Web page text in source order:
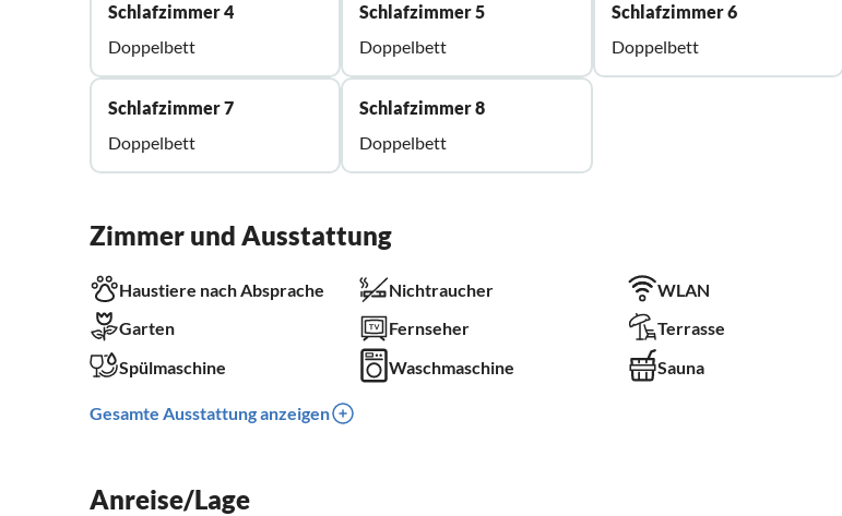
Schlafzimmer 4
Doppelbett
Schlafzimmer 5
Doppelbett
Schlafzimmer 6
Doppelbett
Schlafzimmer 7
Doppelbett
Schlafzimmer 8
Doppelbett
Zimmer und Ausstattung
Haustiere nach Absprache Nichtraucher
WLAN
Garten
Fernseher
Terrasse
Spülmaschine
Waschmaschine Sauna
Gesamte Ausstattung anzeigen
Anreise/Lage